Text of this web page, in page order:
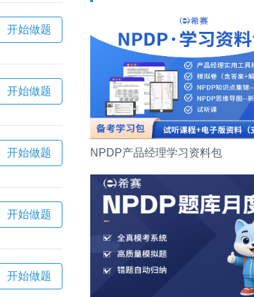
开始做题
开始做题
开始做题
开始做题
开始做题
NPDP产品经理学习资料包